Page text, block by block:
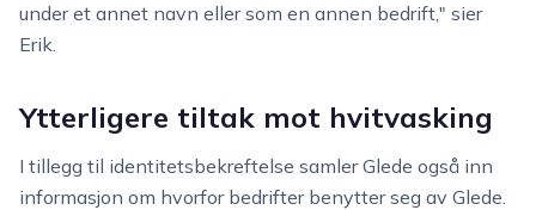
under et annet navn eller som en annen bedrift," sier
Erik.
Ytterligere tiltak mot hvitvasking
I tillegg til identitetsbekreftelse samler Glede også inn
informasjon om hvorfor bedrifter benytter seg av Glede.